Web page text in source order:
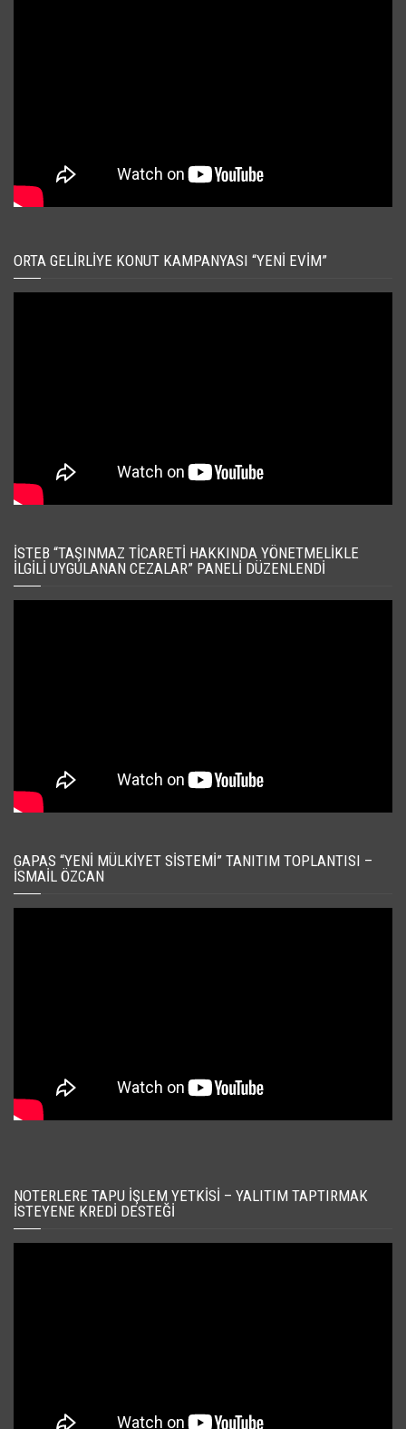
ORTA GELIRLIYE KONUT KAMPANYASI “YENI EVIM”
İSTEB “TAŞINMAZ TICARETI HAKKINDA YÖNETMELIKLE
İLGILI UYGULANAN CEZALAR” PANELI DÜZENLENDI
GAPAS “YENI MÜLKIYET SISTEMI” TANITIM TOPLANTISI –
İSMAIL ÖZCAN
NOTERLERE TAPU İŞLEM YETKISI – YALITIM TAPTIRMAK
İSTEYENE KREDI DESTEĞI